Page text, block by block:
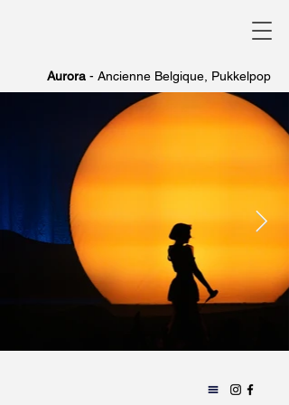
Aurora - Ancienne Belgique, Pukkelpop